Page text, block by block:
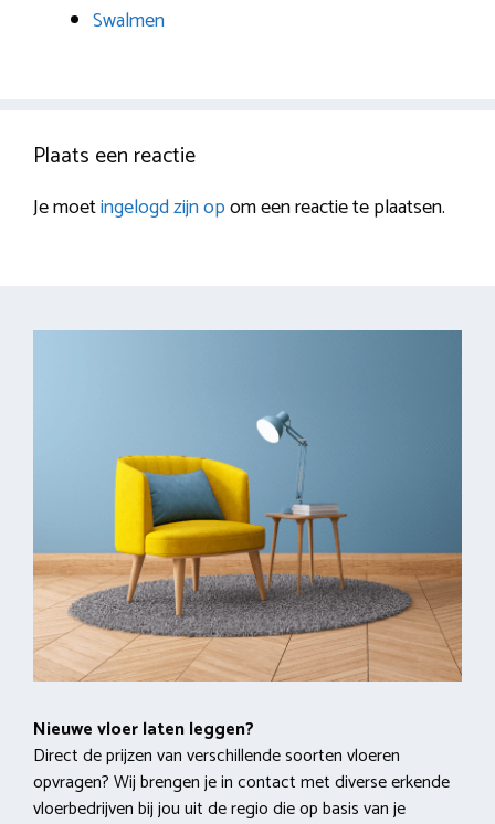
Swalmen
Plaats een reactie
Je moetingelogd zijn opom een reactie te plaatsen.
Nieuwe vloer laten leggen?
Direct de prijzen van verschillende soorten vloeren
opvragen? Wij brengen je in contact met diverse erkende
vloerbedrijven bij jou uit de regio die op basis van je